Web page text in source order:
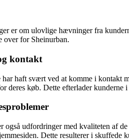
er om ulovlige hævninger fra
over for Sheinurban.
kontakt
har haft svært ved at komme i kontakt
deres køb. Dette efterlader kunderne
udfordringer med kvaliteten af
Dette resulterer i skuffede